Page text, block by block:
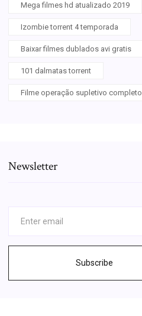
Mega filmes hd atualizado 2019
Izombie torrent 4 temporada
Baixar filmes dublados avi gratis
101 dalmatas torrent
Filme operação supletivo completo
Newsletter
Subscribe